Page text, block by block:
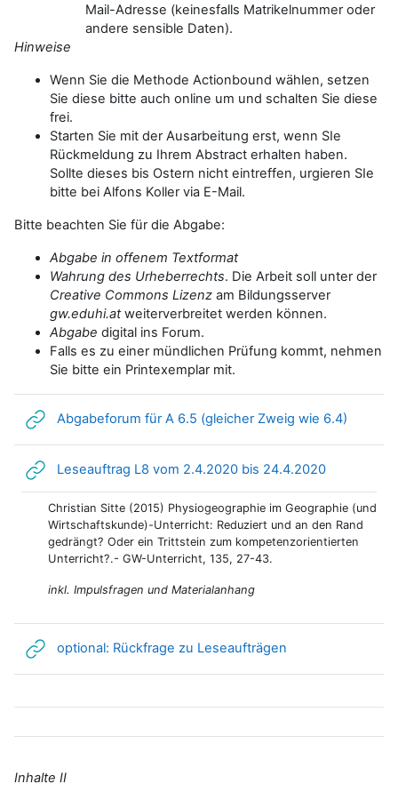
Mail-Adresse (keinesfalls Matrikelnummer oder
andere sensible Daten).
Hinweise
Wenn Sie die Methode Actionbound wählen, setzen
Sie diese bitte auch online um und schalten Sie diese
frei.
Starten Sie mit der Ausarbeitung erst, wenn SIe
Rückmeldung zu Ihrem Abstract erhalten haben.
Sollte dieses bis Ostern nicht eintreffen, urgieren SIe
bitte bei Alfons Koller via E-Mail.
Bitte beachten Sie für die Abgabe:
Abgabe in offenem Textformat
Wahrung des Urheberrechts. Die Arbeit soll unter der
Creative Commons Lizenz am Bildungsserver
gw.eduhi.atweiterverbreitet werden können.
Abgabe digital ins Forum.
Falls es zu einer mündlichen Prüfung kommt, nehmen
Sie bitte ein Printexemplar mit.
Abgabeforum für A 6.5 (gleicher Zweig wie 6.4)
Leseauftrag L8 vom 2.4.2020 bis 24.4.2020Link/URL
Christian Sitte (2015) Physiogeographie im Geographie (und
Wirtschaftskunde)-Unterricht: Reduziert und an den Rand
gedrängt? Oder ein Trittstein zum kompetenzorientierten
Unterricht?.- GW-Unterricht, 135, 27-43.
inkl. Impulsfragen und Materialanhang
optional: Rückfrage zu Leseaufträgen
Inhalte II